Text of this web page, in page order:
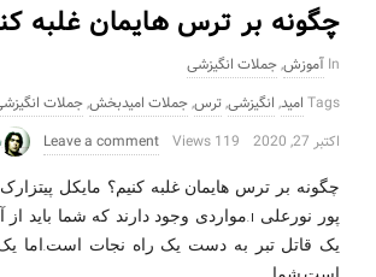
چگونه بر ترس هایمان غلبه
In آموزش,جملات انگیزشی
Tags امید, انگیزشی,ترس,جملات امیدبخش,جملات
اکتبر 27, 2020
119 Views
Leave a comment
چگونه بر ترس هایمان غلبه کنیم؟ مایکل
پور نورعلی 1.مواردی وجود دارند که شما باید
یک قاتل تبر به دست یک راه نجات است.اما